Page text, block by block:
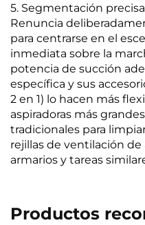
5. Segmentación
Renuncia
para centrarse en el
inmediata sobre la
potencia de succión
específica y sus
2 en 1) lo hacen más
aspiradoras más
tradicionales para
rejillas de ventilación
armarios y tareas
Productos